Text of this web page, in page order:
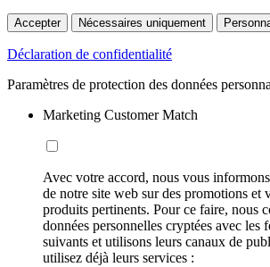
Accepter Nécessaires uniquement
Déclaration de confidentialité
Paramètres de protection des données
Marketing Customer Match
Avec votre accord, nous vous
de notre site web sur des promotions et
produits pertinents. Pour ce faire, nous
données personnelles cryptées avec les
suivants et utilisons leurs canaux de
utilisez déjà leurs services :